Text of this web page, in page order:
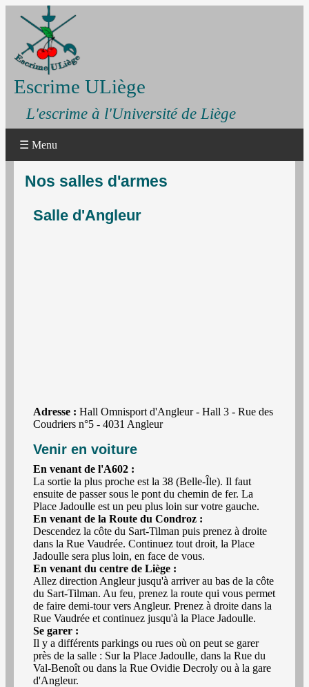
Escrime ULiège
L'escrime à l'Université de Liège
☰ Menu
Nos salles d'armes
Salle d'Angleur
Adresse : Hall Omnisport d'Angleur - Hall 3 - Rue des
Coudriers n°5 - 4031 Angleur
Venir en voiture
En venant de l'A602 :
La sortie la plus proche est la 38 (Belle-Île). Il faut
ensuite de passer sous le pont du chemin de fer. La
Place Jadoulle est un peu plus loin sur votre gauche.
En venant de la Route du Condroz :
Descendez la côte du Sart-Tilman puis prenez à droite
dans la Rue Vaudrée. Continuez tout droit, la Place
Jadoulle sera plus loin, en face de vous.
En venant du centre de Liège :
Allez direction Angleur jusqu'à arriver au bas de la côte
du Sart-Tilman. Au feu, prenez la route qui vous permet
de faire demi-tour vers Angleur. Prenez à droite dans la
Rue Vaudrée et continuez jusqu'à la Place Jadoulle.
Se garer :
Il y a différents parkings ou rues où on peut se garer
près de la salle : Sur la Place Jadoulle, dans la Rue du
Val-Benoît ou dans la Rue Ovidie Decroly ou à la gare
d'Angleur.